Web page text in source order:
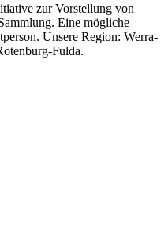
zur Vorstellung von
Eine mögliche
Unsere Region: Werra-
Fulda.